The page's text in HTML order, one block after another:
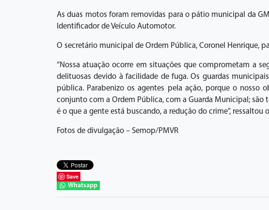
As duas motos foram removidas para o pátio municipal da
Identificador de Veículo Automotor.
O secretário municipal de Ordem Pública, Coronel Henrique,
“Nossa atuação ocorre em situações que comprometam a
delituosas devido à facilidade de fuga. Os guardas
pública. Parabenizo os agentes pela ação, porque o
conjunto com a Ordem Pública, com a Guarda Municipal; são
é o que a gente está buscando, a redução do crime”, ressaltou
Fotos de divulgação – Semop/PMVR
Save
Whatsapp